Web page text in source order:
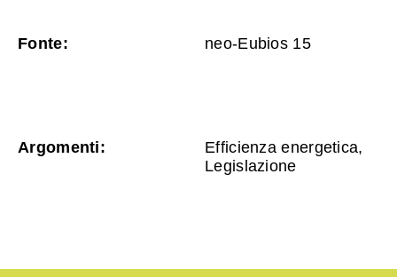
Fonte: neo-Eubios 15
Argomenti:
Efficienza energetica,
Legislazione